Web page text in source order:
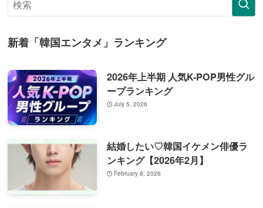
新着「韓国エンタメ」ランキング
2026年上半期 人気K-POP男性グル
ープランキング
July 5, 2026
結婚したい♡韓国イケメン俳優ラ
ンキング【2026年2月】
February 8, 2026